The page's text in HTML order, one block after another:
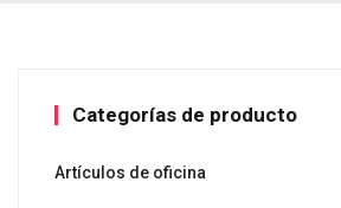
Categorías de producto
Artículos de oficina